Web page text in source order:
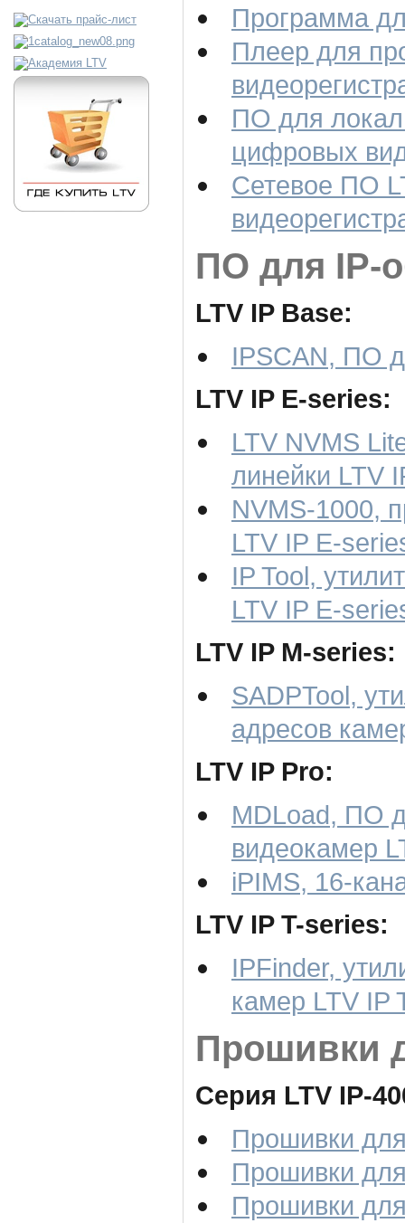
Программа
Плеер для
ПО для
цифровых
Сетевое ПО
ПО для IP-
LTV IP Base:
IPSCAN, ПО
LTV IP E-series:
LTV NVMS
линейки LTV
NVMS-1000,
LTV IP E-
IP Tool,
LTV IP E-
LTV IP M-series:
SADPTool,
адресов
LTV IP Pro:
MDLoad, ПО
видеокамер
iPIMS, 16-
LTV IP T-series:
IPFinder,
камер LTV IP
Прошивки
Серия LTV IP-
Прошивки
Прошивки
Прошивки